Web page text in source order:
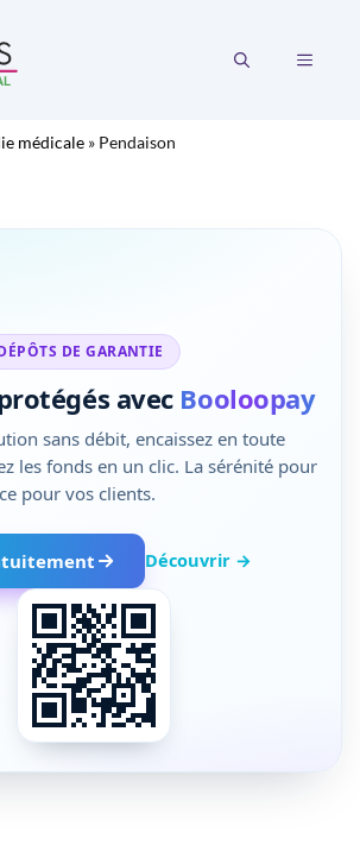
MENU
médicale » Pendaison
DE GARANTIE
avec Booloopay
sans débit, encaissez en toute
les fonds en un clic. La sérénité pour
pour vos clients.
Découvrir →